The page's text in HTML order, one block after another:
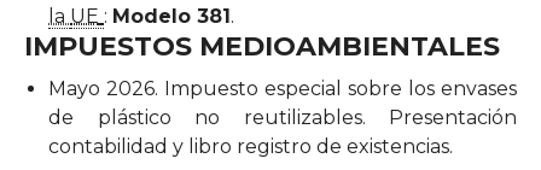
la UE : Modelo 381.
IMPUESTOS MEDIOAMBIENTALES
Mayo 2026. Impuesto especial sobre los envases
de plástico no reutilizables. Presentación
contabilidad y libro registro de existencias.